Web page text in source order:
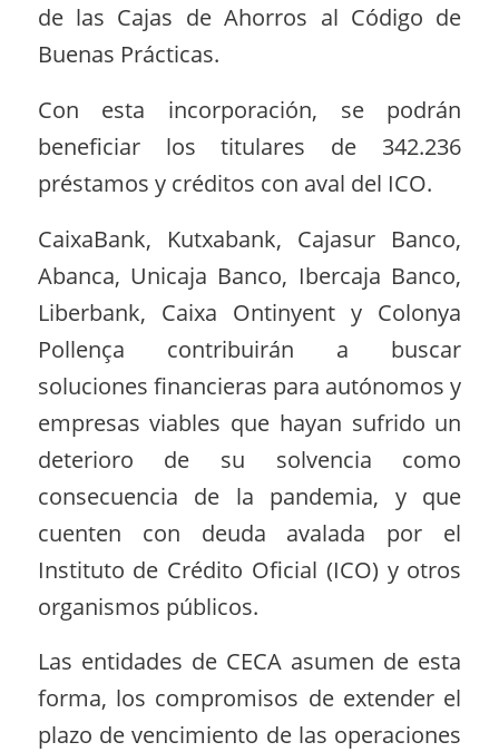
de las Cajas de Ahorros al Código de
Buenas Prácticas.
Con esta incorporación, se podrán
beneficiar los titulares de 342.236
préstamos y créditos con aval del ICO.
CaixaBank, Kutxabank, Cajasur Banco,
Abanca, Unicaja Banco, Ibercaja Banco,
Liberbank, Caixa Ontinyent y Colonya
Pollença contribuirán a buscar
soluciones financieras para autónomos y
empresas viables que hayan sufrido un
deterioro de su solvencia como
consecuencia de la pandemia, y que
cuenten con deuda avalada por el
Instituto de Crédito Oficial (ICO) y otros
organismos públicos.
Las entidades de CECA asumen de esta
forma, los compromisos de extender el
plazo de vencimiento de las operaciones